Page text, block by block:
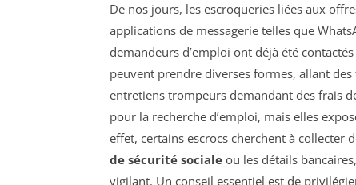
De nos jours, les escroqueries liées aux
applications de messagerie telles que
demandeurs d’emploi ont déjà été
peuvent prendre diverses formes, allant
entretiens trompeurs demandant des frais
pour la recherche d’emploi, mais elles
effet, certains escrocs cherchent à collecter
de sécurité sociale ou les détails
vigilant. Un conseil essentiel est de